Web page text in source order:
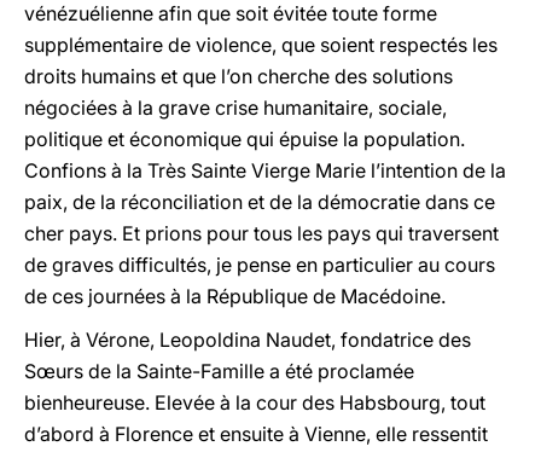
vénézuélienne afin que soit évitée toute forme
supplémentaire de violence, que soient respectés les
droits humains et que l’on cherche des solutions
négociées à la grave crise humanitaire, sociale,
politique et économique qui épuise la population.
Confions à la Très Sainte Vierge Marie l’intention de la
paix, de la réconciliation et de la démocratie dans ce
cher pays. Et prions pour tous les pays qui traversent
de graves difficultés, je pense en particulier au cours
de ces journées à la République de Macédoine.
Hier, à Vérone, Leopoldina Naudet, fondatrice des
Sœurs de la Sainte-Famille a été proclamée
bienheureuse. Elevée à la cour des Habsbourg, tout
d’abord à Florence et ensuite à Vienne, elle ressentit